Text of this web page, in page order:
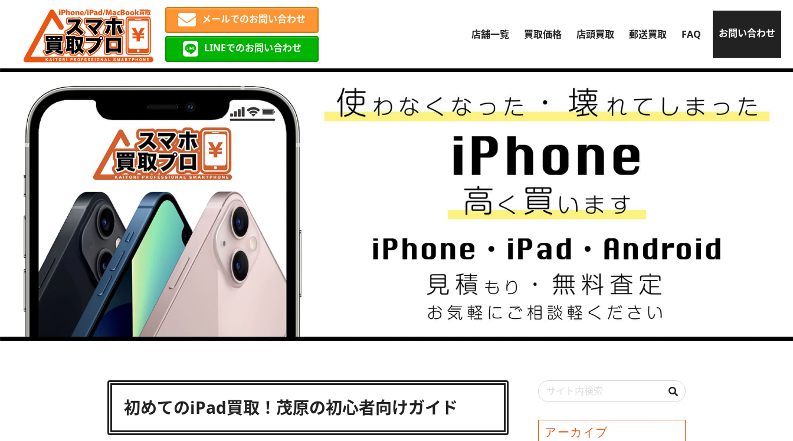
メールでのお問い合わせ
LINEでのお問い合わせ
店舗一覧 買取価格 店頭買取 郵送買取 FAQ お問い合わせ
初めてのiPad買取！茂原の初心者向けガイド
アーカイブ